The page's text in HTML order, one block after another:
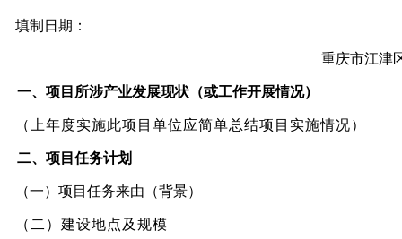
填制日期：
重庆市江津
一、项目所涉产业发展现状（或工作开展情况）
（上年度实施此项目单位应简单总结项目实施情况）
二、项目任务计划
（一）项目任务来由（背景）
（二）建设地点及规模